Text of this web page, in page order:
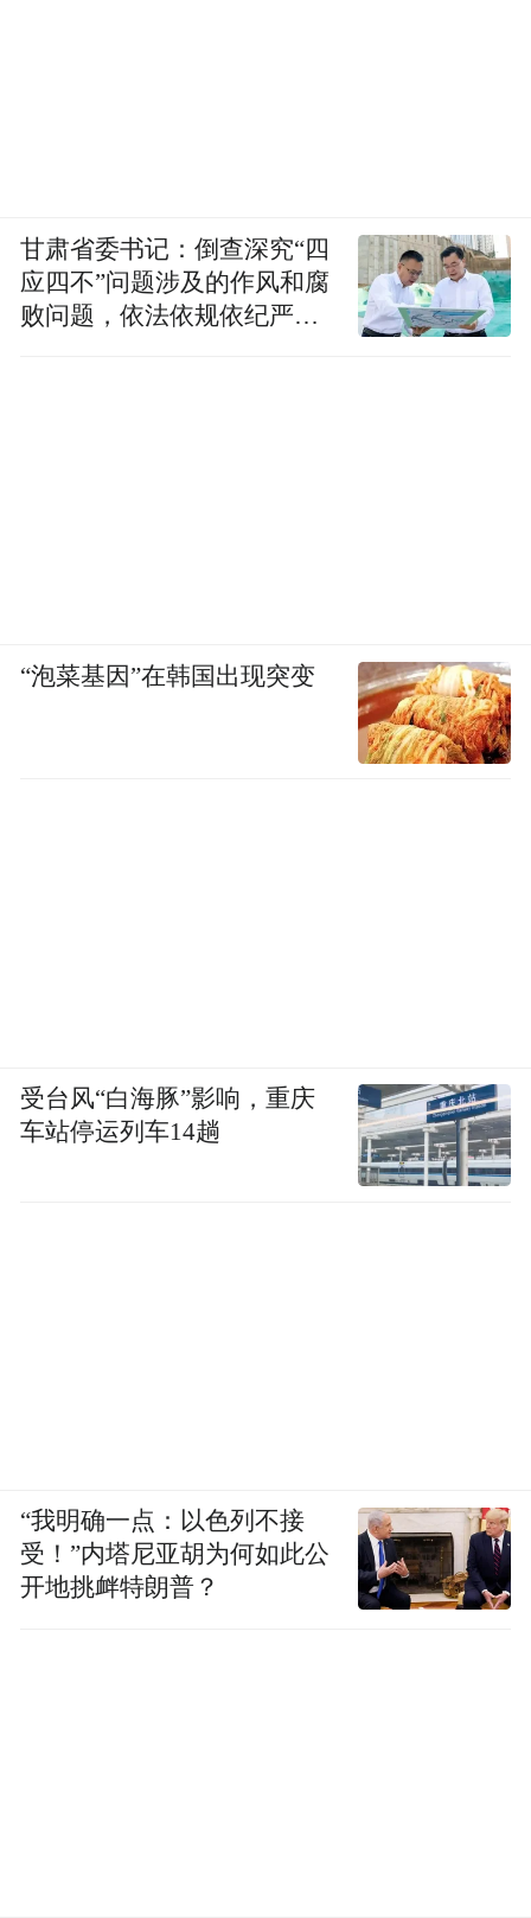
甘肃省委书记：倒查深究“四
应四不”问题涉及的作风和腐
败问题，依法依规依纪严肃
“泡菜基因”在韩国出现突变
受台风“白海豚”影响，重庆
车站停运列车14趟
“我明确一点：以色列不接
受！”内塔尼亚胡为何如此公
开地挑衅特朗普？